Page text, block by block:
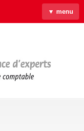
▼ menu